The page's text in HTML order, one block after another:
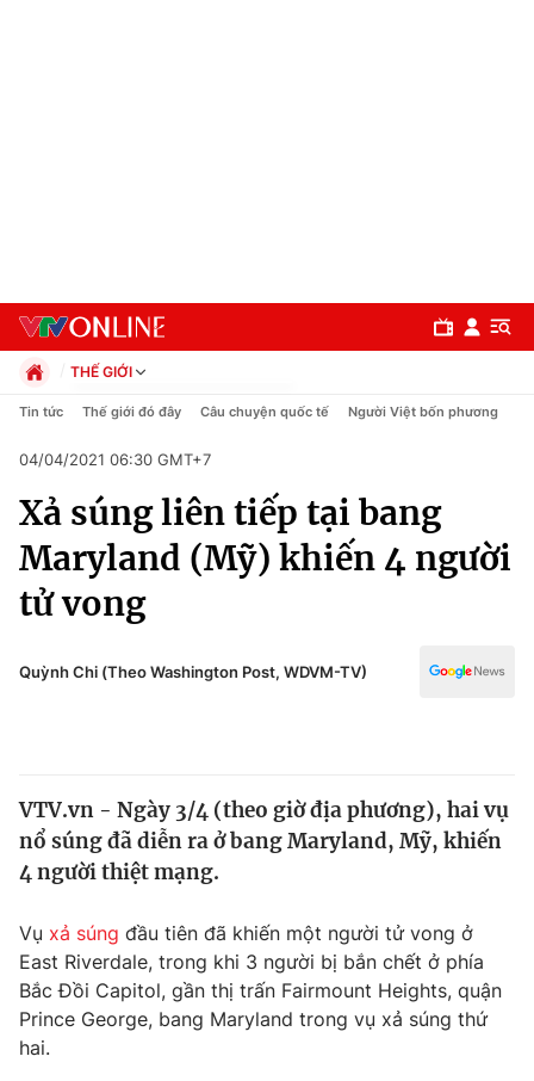
Chuyên mục
Chính trị
Xã hội
Pháp luật
Thế giới
Tin tức
Câu chuyện quốc tế
Kinh tế
Tài chính
Thị trường
Góc doanh nghiệp
Dữ liệu và đời sống
Truyền hình
THẾ GIỚI
Chính trị
Pháp luật
Kinh tế
Thể thao
Truyền hình
Văn hóa - Giải trí
Công nghệ
Tin tức Thế giới đó đây Câu chuyện quốc tế Người Việt bốn phương
04/04/2021 06:30 GMT+7
Xả súng liên tiếp tại bang
Maryland (Mỹ) khiến 4 người
tử vong
Quỳnh Chi (Theo Washington Post, WDVM-TV)
VTV.vn - Ngày 3/4 (theo giờ địa phương), hai vụ
nổ súng đã diễn ra ở bang Maryland, Mỹ, khiến
4 người thiệt mạng.
Vụ xả súng đầu tiên đã khiến một người tử vong ở
East Riverdale, trong khi 3 người bị bắn chết ở phía
Bắc Đồi Capitol, gần thị trấn Fairmount Heights, quận
Prince George, bang Maryland trong vụ xả súng thứ
hai.